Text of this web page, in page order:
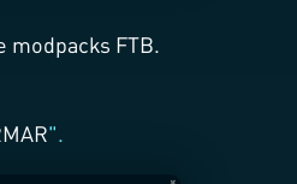
modpacks FTB.
".